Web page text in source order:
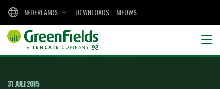
DOWNLOADS NIEUWS
NEDERLANDS
31 JULI 2015